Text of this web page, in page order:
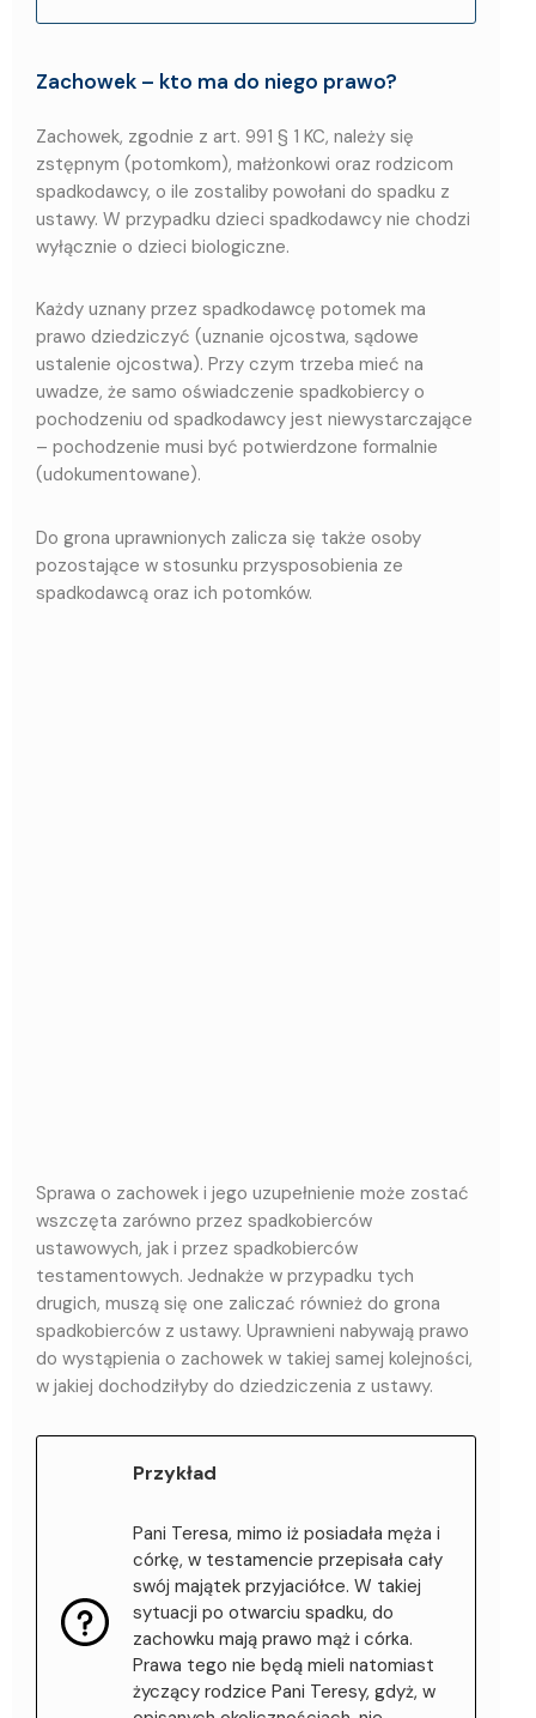
Zachowek – kto ma do niego prawo?
Zachowek, zgodnie z art. 991 § 1 KC, należy się
zstępnym (potomkom), małżonkowi oraz rodzicom
spadkodawcy, o ile zostaliby powołani do spadku z
ustawy. W przypadku dzieci spadkodawcy nie chodzi
wyłącznie o dzieci biologiczne.
Każdy uznany przez spadkodawcę potomek ma
prawo dziedziczyć (uznanie ojcostwa, sądowe
ustalenie ojcostwa). Przy czym trzeba mieć na
uwadze, że samo oświadczenie spadkobiercy o
pochodzeniu od spadkodawcy jest niewystarczające
– pochodzenie musi być potwierdzone formalnie
(udokumentowane).
Do grona uprawnionych zalicza się także osoby
pozostające w stosunku przysposobienia ze
spadkodawcą oraz ich potomków.
Sprawa o zachowek i jego uzupełnienie może zostać
wszczęta zarówno przez spadkobierców
ustawowych, jak i przez spadkobierców
testamentowych. Jednakże w przypadku tych
drugich, muszą się one zaliczać również do grona
spadkobierców z ustawy. Uprawnieni nabywają prawo
do wystąpienia o zachowek w takiej samej kolejności,
w jakiej dochodziłyby do dziedziczenia z ustawy.
Przykład
Pani Teresa, mimo iż posiadała męża i
córkę, w testamencie przepisała cały
swój majątek przyjaciółce. W takiej
sytuacji po otwarciu spadku, do
zachowku mają prawo mąż i córka.
Prawa tego nie będą mieli natomiast
życzący rodzice Pani Teresy, gdyż, w